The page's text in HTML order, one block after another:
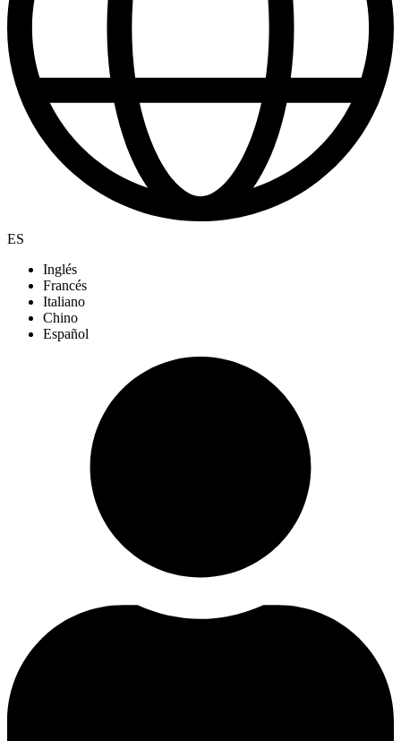
ES
Inglés
Francés
Italiano
Chino
Español